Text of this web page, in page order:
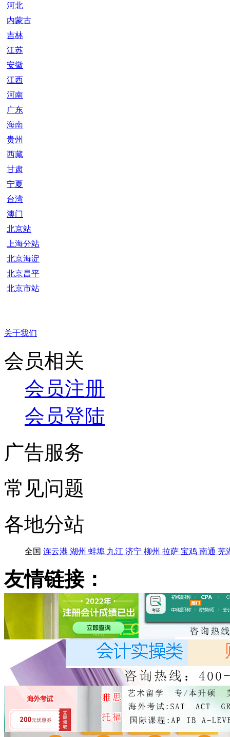
河北
内蒙古
吉林
江苏
安徽
江西
河南
广东
海南
贵州
西藏
甘肃
宁夏
台湾
澳门
北京站
上海分站
北京海淀
北京昌平
北京市站
关于我们
会员相关
会员注册
会员登陆
广告服务
常见问题
各地分站
全国 连云港 湖州 蚌埠 九江 济宁 柳州 拉萨 宝鸡 南通 芜
友情链接：